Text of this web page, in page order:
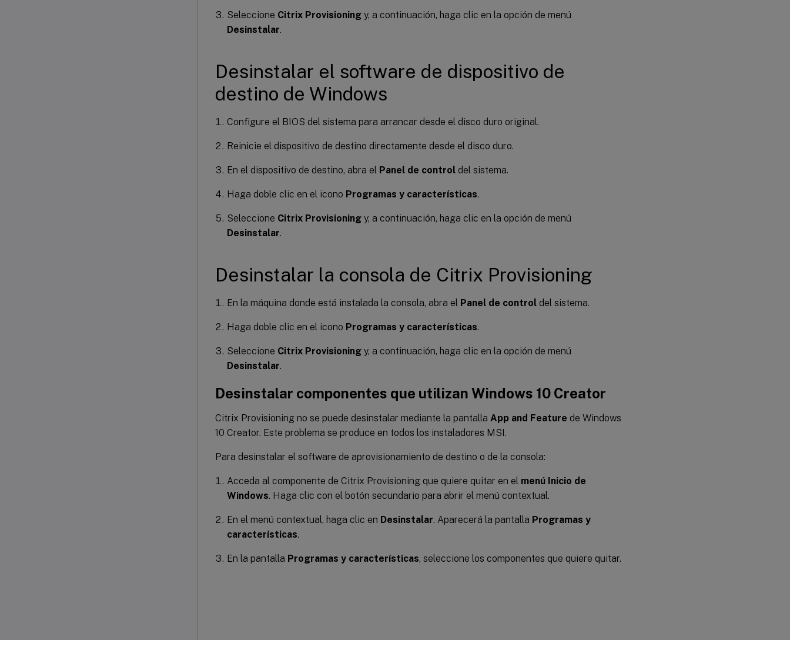
Seleccione Citrix Provisioning y, a continuación, haga clic en la opción de menú
Desinstalar.
Desinstalar el software de dispositivo de
destino de Windows
Configure el BIOS del sistema para arrancar desde el disco duro original.
Reinicie el dispositivo de destino directamente desde el disco duro.
En el dispositivo de destino, abra el Panel de control del sistema.
Haga doble clic en el icono Programas y características.
Seleccione Citrix Provisioning y, a continuación, haga clic en la opción de menú
Desinstalar.
Desinstalar la consola de Citrix Provisioning
En la máquina donde está instalada la consola, abra el Panel de control del sistema.
Haga doble clic en el icono Programas y características.
Seleccione Citrix Provisioning y, a continuación, haga clic en la opción de menú
Desinstalar.
Desinstalar componentes que utilizan Windows 10 Creator
Citrix Provisioning no se puede desinstalar mediante la pantalla App and Feature de Windows
10 Creator. Este problema se produce en todos los instaladores MSI.
Para desinstalar el software de aprovisionamiento de destino o de la consola:
Acceda al componente de Citrix Provisioning que quiere quitar en el menú Inicio de
Windows. Haga clic con el botón secundario para abrir el menú contextual.
En el menú contextual, haga clic en Desinstalar. Aparecerá la pantalla Programas y
características.
En la pantalla Programas y características, seleccione los componentes que quiere quitar.